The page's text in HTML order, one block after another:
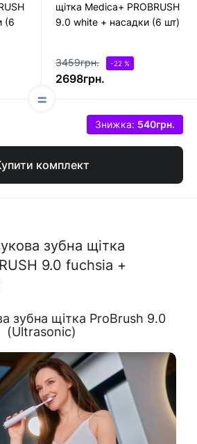
(6
щітка Medica+ PROBRUSH
9.0 white + насадки (6 шт)
3459грн. -22 %
2698грн.
Знижка: 540грн.
комплект
зубна щітка
9.0 fuchsia +
зубна щітка ProBrush 9.0
(Ultrasonic)